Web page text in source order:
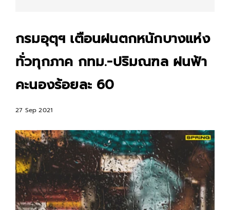
กรมอุตุฯ เตือนฝนตกหนักบางแห่ง
ทั่วทุกภาค กทม.-ปริมณฑล ฝนฟ้า
คะนองร้อยละ 60
27 Sep 2021